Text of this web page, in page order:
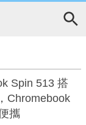
Spin 513 搭
Chromebook
攜